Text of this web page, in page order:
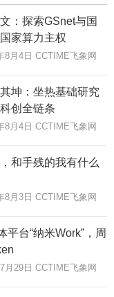
：探索GSnet与国
家算力主权
8月4日 CCTIME飞象网
坤：坐热基础研究
创全链条
8月4日 CCTIME飞象网
和手残的我有什么
8月3日 CCTIME飞象网
台“纳米Work”，周
月29日 CCTIME飞象网